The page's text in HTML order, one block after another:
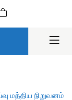
மத்திய நிறுவனம்